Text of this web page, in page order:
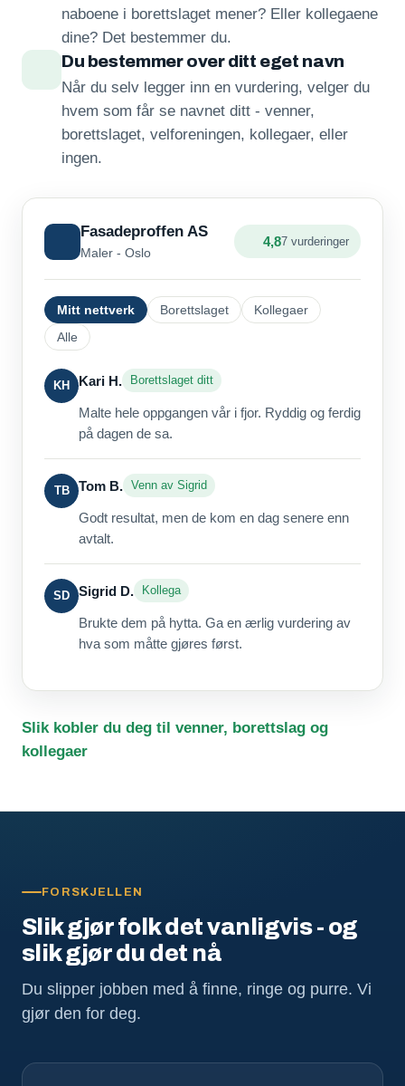
naboene i borettslaget mener? Eller kollegaene
dine? Det bestemmer du.
Du bestemmer over ditt eget navn
Når du selv legger inn en vurdering, velger du
hvem som får se navnet ditt - venner,
borettslaget, velforeningen, kollegaer, eller
ingen.
Fasadeproffen AS
Maler - Oslo
4,87 vurderinger
Mitt nettverk Borettslaget
Kollegaer
Alle
KH Kari H. Borettslaget ditt
Malte hele oppgangen vår i fjor. Ryddig og ferdig
på dagen de sa.
TB Tom B. Venn av Sigrid
Godt resultat, men de kom en dag senere enn
avtalt.
SD Sigrid D. Kollega
Brukte dem på hytta. Ga en ærlig vurdering av
hva som måtte gjøres først.
Slik kobler du deg til venner, borettslag og
kollegaer
FORSKJELLEN
Slik gjør folk det vanligvis - og
slik gjør du det nå
Du slipper jobben med å finne, ringe og purre. Vi
gjør den for deg.